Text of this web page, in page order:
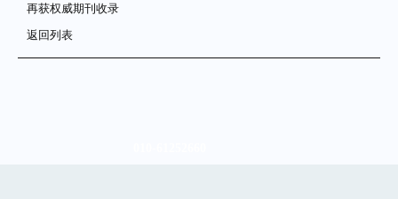
再获权威期刊收录
返回列表